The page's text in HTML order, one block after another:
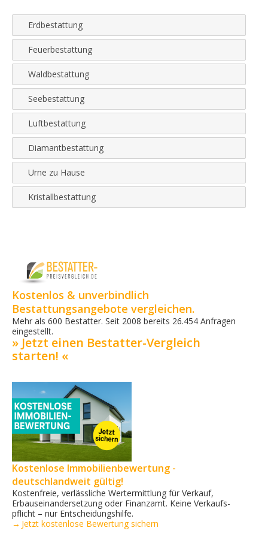
Erdbestattung
Feuerbestattung
Waldbestattung
Seebestattung
Luftbestattung
Diamantbestattung
Urne zu Hause
Kristallbestattung
Kostenlos & unverbindlich
Bestattungsangebote vergleichen.
Mehr als 600 Bestatter. Seit 2008 bereits 26.454 Anfragen
eingestellt.
» Jetzt einen Bestatter-Vergleich
starten! «
Kostenlose Immobilienbewertung -
deutschlandweit gültig!
Kostenfreie, verlässliche Wertermittlung für Verkauf,
Erbauseinandersetzung oder Finanzamt. Keine Verkaufs­
pflicht – nur Entscheidungshilfe.
→ Jetzt kostenlose Bewertung sichern